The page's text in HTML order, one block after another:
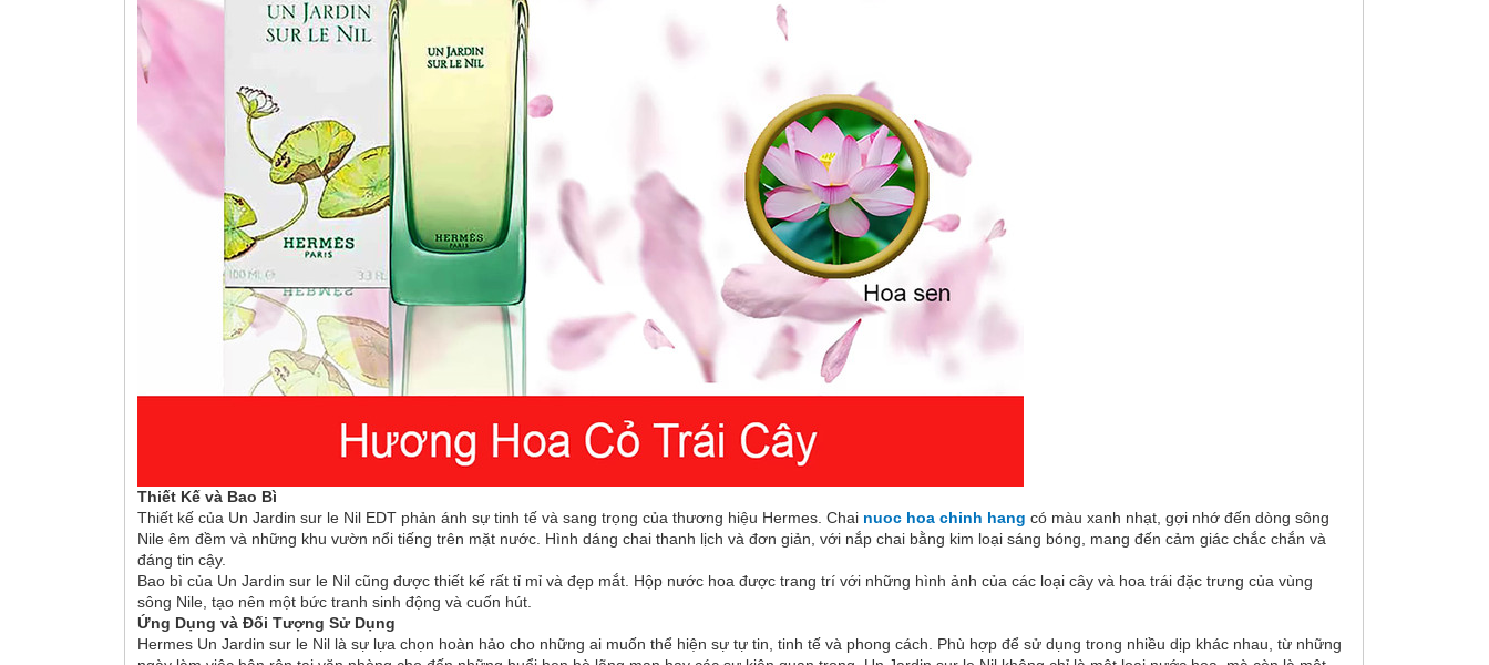
Thiết Kế và Bao Bì
Thiết kế của Un Jardin sur le Nil EDT phản ánh sự tinh tế và sang trọng của thương hiệu Hermes. Chai nuoc hoa chinh hang có màu xanh nhạt, gợi nhớ đến dòng sông
Nile êm đềm và những khu vườn nổi tiếng trên mặt nước. Hình dáng chai thanh lịch và đơn giản, với nắp chai bằng kim loại sáng bóng, mang đến cảm giác chắc chắn và
đáng tin cậy.
Bao bì của Un Jardin sur le Nil cũng được thiết kế rất tỉ mỉ và đẹp mắt. Hộp nước hoa được trang trí với những hình ảnh của các loại cây và hoa trái đặc trưng của vùng
sông Nile, tạo nên một bức tranh sinh động và cuốn hút.
Ứng Dụng và Đối Tượng Sử Dụng
Hermes Un Jardin sur le Nil là sự lựa chọn hoàn hảo cho những ai muốn thể hiện sự tự tin, tinh tế và phong cách. Phù hợp để sử dụng trong nhiều dịp khác nhau, từ những